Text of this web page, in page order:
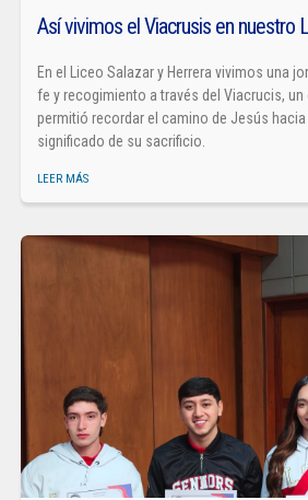
Así vivimos el Viacrusis en nuestro
En el Liceo Salazar y Herrera vivimos una
fe y recogimiento a través del Viacrucis,
permitió recordar el camino de Jesús
significado de su sacrificio.
LEER MÁS